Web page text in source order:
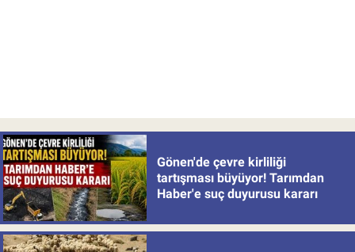
Gönen'de çevre kirliliği
tartışması büyüyor! Tarımdan
Haber'e suç duyurusu kararı